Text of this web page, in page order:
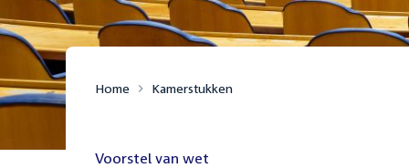
Home Kamerstukken
Voorstel van wet